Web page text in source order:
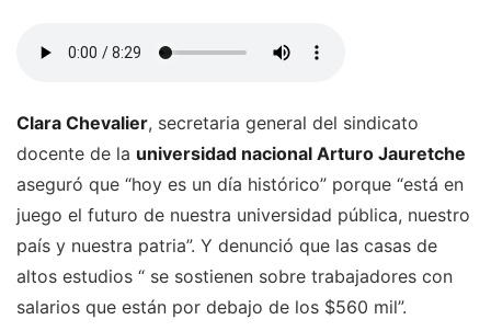
Clara Chevalier, secretaria general del sindicato
docente de la universidad nacional Arturo Jauretche
aseguró que “hoy es un día histórico” porque “está en
juego el futuro de nuestra universidad pública, nuestro
país y nuestra patria”. Y denunció que las casas de
altos estudios “ se sostienen sobre trabajadores con
salarios que están por debajo de los $560 mil”.